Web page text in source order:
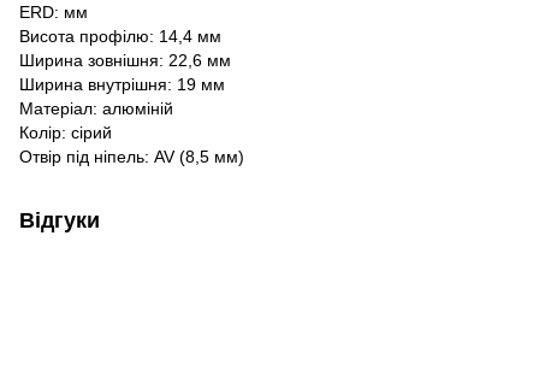
ERD: мм
Висота профілю: 14,4 мм
Ширина зовнішня: 22,6 мм
Ширина внутрішня: 19 мм
Матеріал: алюміній
Колір: сірий
Отвір під ніпель: AV (8,5 мм)
Відгуки